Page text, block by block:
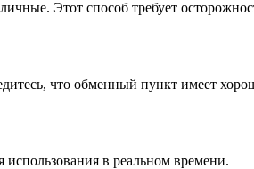
Этот способ требует
что обменный пункт имеет
в реальном времени.